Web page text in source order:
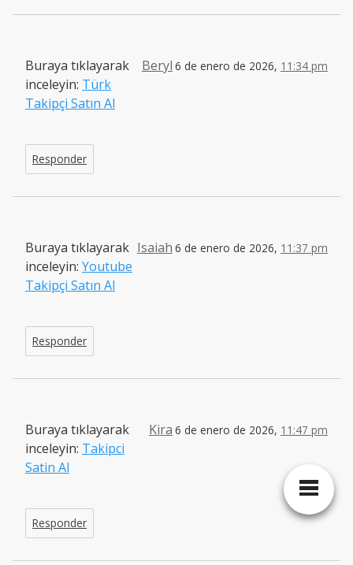
Beryl 6 de enero de 2026, 11:34 pm
Buraya tıklayarak
inceleyin: Türk
Takipçi Satın Al
Responder
Isaiah 6 de enero de 2026, 11:37 pm
Buraya tıklayarak
inceleyin: Youtube
Takipçi Satın Al
Responder
Kira 6 de enero de 2026, 11:47 pm
Buraya tıklayarak
inceleyin: Takipci
Satin Al
Responder